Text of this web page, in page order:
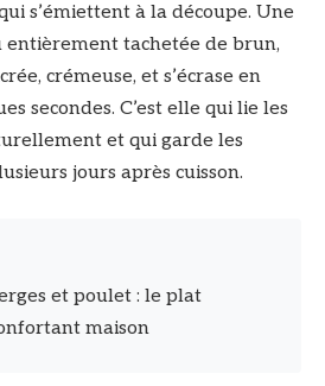
s’émiettent à la découpe. Une
entièrement tachetée de brun,
crémeuse, et s’écrase en
secondes. C’est elle qui lie les
et qui garde les
jours après cuisson.
et poulet : le plat
maison